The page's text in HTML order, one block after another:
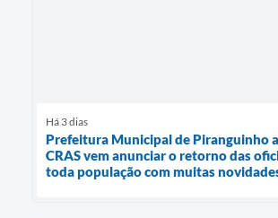
Há 3 dias
Prefeitura Municipal de Piranguinho
CRAS vem anunciar o retorno das
toda população com muitas